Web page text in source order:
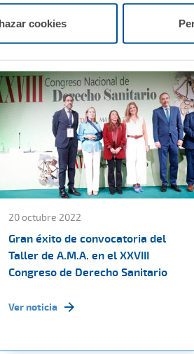
cookies
Ver noticia
20 octubre 2022
Gran éxito de convocatoria del
Taller de A.M.A. en el XXVIII
Congreso de Derecho Sanitario
Ver noticia